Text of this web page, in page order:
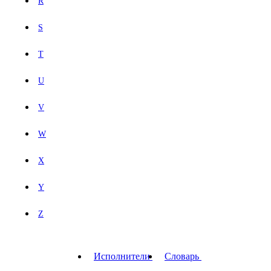
S
T
U
V
W
X
Y
Z
Исполнители Словарь